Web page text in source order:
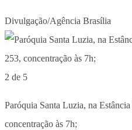
Divulgação/Agência Brasília
2 de 5
Paróquia Santa Luzia, na
concentração às 7h;